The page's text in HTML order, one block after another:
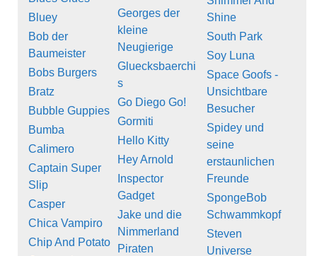
Bluey
Bob der
Baumeister
Bobs Burgers
Bratz
Bubble Guppies
Bumba
Calimero
Captain Super
Slip
Casper
Chica Vampiro
Chip And Potato
Georges der
kleine
Neugierige
Gluecksbaerchi
s
Go Diego Go!
Gormiti
Hello Kitty
Hey Arnold
Inspector
Gadget
Jake und die
Nimmerland
Piraten
Shine
South Park
Soy Luna
Space Goofs -
Unsichtbare
Besucher
Spidey und
seine
erstaunlichen
Freunde
SpongeBob
Schwammkopf
Steven
Universe